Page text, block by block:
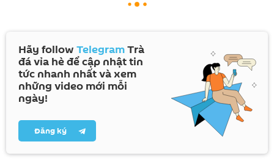
Hãy follow TelegramTrà
đá vỉa hè để cập nhật tin
tức nhanh nhất và xem
những video mới mỗi
ngày!
Đăng ký